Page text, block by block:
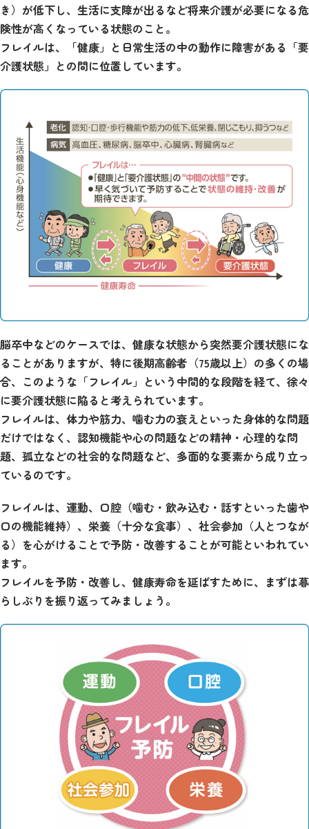
き）が低下し、生活に支障が出るなど将来介護が必要になる危
険性が高くなっている状態のこと。
フレイルは、「健康」と日常生活の中の動作に障害がある「要
介護状態」との間に位置しています。
脳卒中などのケースでは、健康な状態から突然要介護状態にな
ることがありますが、特に後期高齢者（75歳以上）の多くの場
合、このような「フレイル」という中間的な段階を経て、徐々
に要介護状態に陥ると考えられています。
フレイルは、体力や筋力、噛む力の衰えといった身体的な問題
だけではなく、認知機能や心の問題などの精神・心理的な問
題、孤立などの社会的な問題など、多面的な要素から成り立っ
ているのです。
フレイルは、運動、口腔（噛む・飲み込む・話すといった歯や
口の機能維持）、栄養（十分な食事）、社会参加（人とつなが
る）を心がけることで予防・改善することが可能といわれてい
ます。
フレイルを予防・改善し、健康寿命を延ばすために、まずは暮
らしぶりを振り返ってみましょう。